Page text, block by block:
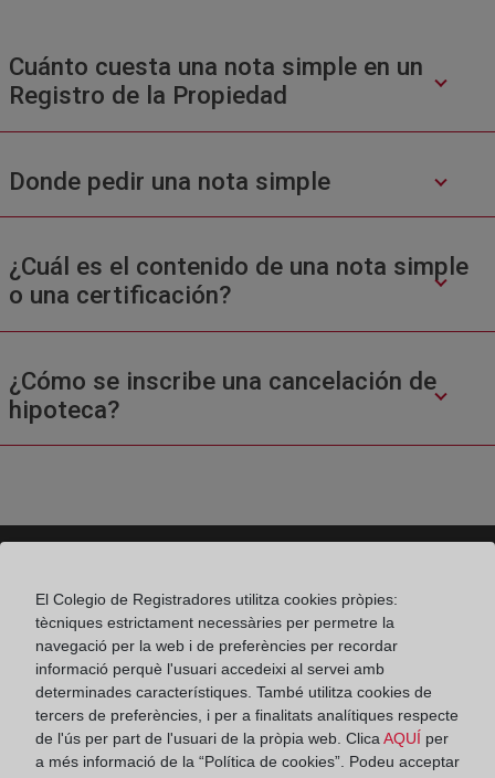
Cuánto cuesta una nota simple en un
Registro de la Propiedad
Donde pedir una nota simple
¿Cuál es el contenido de una nota simple
o una certificación?
¿Cómo se inscribe una cancelación de
hipoteca?
Colegio de Registradores
Príncipe de Vergara 70. 28006 Madrid
Teléfono:91 270 17 96
Fax:91 564 11 59
Email:contacto@registradores.org
El Colegio de Registradores utilitza cookies pròpies:
tècniques estrictament necessàries per permetre la
navegació per la web i de preferències per recordar
informació perquè l'usuari accedeixi al servei amb
determinades característiques. També utilitza cookies de
tercers de preferències, i per a finalitats analítiques respecte
de l'ús per part de l'usuari de la pròpia web. Clica AQUÍ per
a més informació de la “Política de cookies”. Podeu acceptar